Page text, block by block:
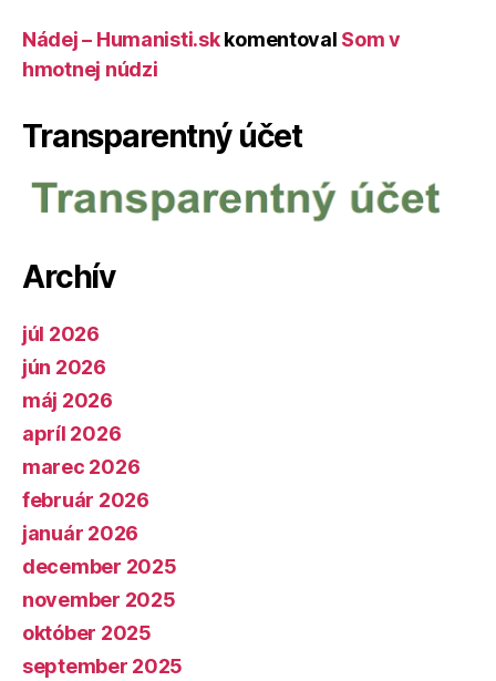
Nádej – Humanisti.skkomentoval Som v
hmotnej núdzi
Transparentný účet
Archív
júl 2026
jún 2026
máj 2026
apríl 2026
marec 2026
február 2026
január 2026
december 2025
november 2025
október 2025
september 2025